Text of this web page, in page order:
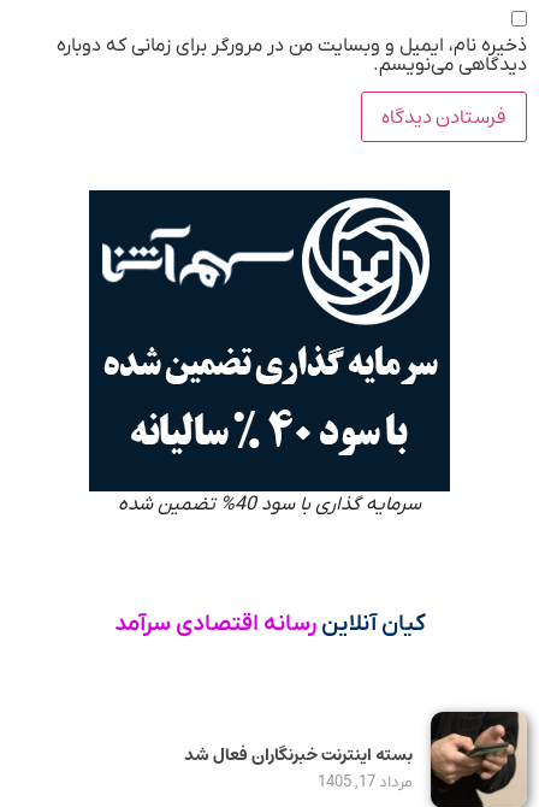
ذخیره نام، ایمیل و وبسایت من در مرورگر برای زمانی که دوباره
دیدگاهی می‌نویسم.
سرمایه گذاری با سود 40% تضمین شده
کیان آنلاین رسانه اقتصادی سرآمد
بسته اینترنت خبرنگاران فعال شد
مرداد 17, 1405